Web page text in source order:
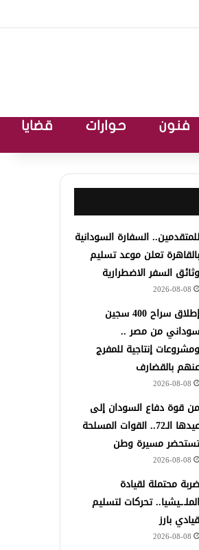
فنون حوارات قضايا
للمتقدمين.. السفارة السودانية
بالقاهرة تعلن موعد تسليم
وثائق السفر الاضطرارية
2026-08-08
إطلاق سراح 400 سجين
سوداني من مصر ..
ومشروعات إنتاجية للمفرج
عنهم بالقضارف
2026-08-08
من قوة دفاع السودان إلى
عيدها الـ72.. القوات المسلحة
تستحضر مسيرة وطن
2026-08-08
ضربة محتملة لقيادة
الملـ.ـيشيا.. تحركات لتسليم
قيادي بارز
2026-08-08